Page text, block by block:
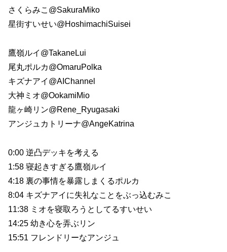
さくらみこ@SakuraMiko
星街すいせい@HoshimachiSuisei
鷹嶺ルイ@TakaneLui
尾丸ポルカ@OmaruPolka
キズナアイ@AIChannel
大神ミオ@OokamiMio
龍ヶ崎リン@Rene_Ryugasaki
アンジュ​⁠カトリーナ@AngeKatrina
0:00 逆凸デッキを考える
1:58 寝起きすぎる鷹嶺ルイ
4:18 裏の事情を暴露しまくるポルカ
8:04 キズナアイに失礼なことをぶっ込むみこ
11:38 ミオを寝取ろうとしてるすいせい
14:25 幼き心を弄ぶリン
15:51 フレンドリーなアンジュ